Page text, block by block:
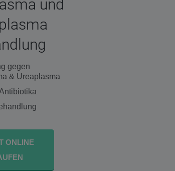
und
gegen
& Ureaplasma
ONLINE